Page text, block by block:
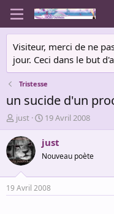
Visiteur, merci de ne
jour. Ceci dans le but
Tristesse
un sucide d'un
A
u
t
e
u
r
d
e
just
D
a
t
d
d
é
19 Avril 2008
just
Nouveau poète
19 Avril 2008